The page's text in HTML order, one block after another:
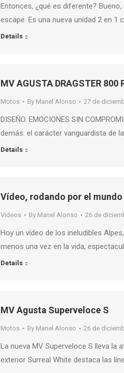
Entonces, ¿qué es diferente?
escape. Es una nueva unidad 2 en 1
Details
MV AGUSTA DRAGSTER 800
Motos By Manel Alonso 27 de
DISEÑO. EMOCIONES SIN
demás: el carácter vanguardista de
Details
Vídeo, rodando por el
Videos By Manel Alonso 26 de
Hoy un vídeo de los ineludibles
menos una vez en la vida,
Details
MV Agusta Superveloce S
Motos By Manel Alonso 26 de
La nueva MV Superveloce S lleva la
exterior Surreal White destaca las